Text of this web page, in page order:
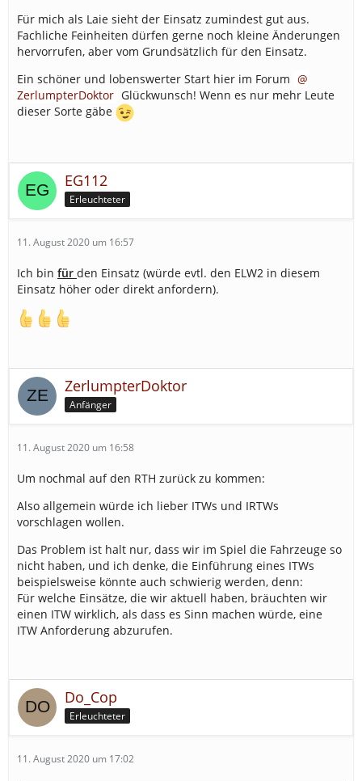
Für mich als Laie sieht der Einsatz zumindest gut aus.
Fachliche Feinheiten dürfen gerne noch kleine Änderungen
hervorrufen, aber vom Grundsätzlich für den Einsatz.
Ein schöner und lobenswerter Start hier im Forum
ZerlumpterDoktor Glückwunsch! Wenn es nur mehr Leute
dieser Sorte gäbe
EG112
Erleuchteter
11. August 2020 um 16:57
Ich bin für den Einsatz (würde evtl. den ELW2 in diesem
Einsatz höher oder direkt anfordern).
ZerlumpterDoktor
Anfänger
11. August 2020 um 16:58
Um nochmal auf den RTH zurück zu kommen:
Also allgemein würde ich lieber ITWs und IRTWs
vorschlagen wollen.
Das Problem ist halt nur, dass wir im Spiel die Fahrzeuge so
nicht haben, und ich denke, die Einführung eines ITWs
beispielsweise könnte auch schwierig werden, denn:
Für welche Einsätze, die wir aktuell haben, bräuchten wir
einen ITW wirklich, als dass es Sinn machen würde, eine
ITW Anforderung abzurufen.
Do_Cop
Erleuchteter
11. August 2020 um 17:02